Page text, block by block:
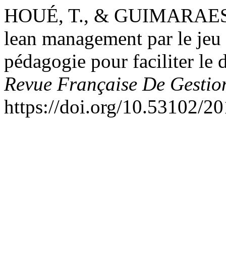
HOUÉ, T., &
lean management par le
pédagogie pour faciliter le
Revue Française De
https://doi.org/10.53102/